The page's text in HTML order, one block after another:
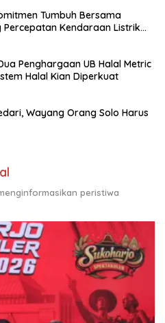
Tumbuh Bersama
Percepatan Kendaraan Listrik
Penghargaan UB Halal Metric
Halal Kian Diperkuat
Wayang Orang Solo Harus
peristiwa